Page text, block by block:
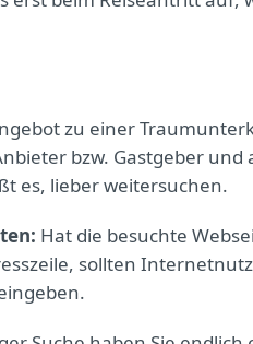
zu einer
bzw. Gastgeber und
es, lieber weitersuchen.
: Hat die besuchte
sollten